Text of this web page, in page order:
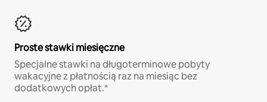
Proste stawki miesięczne
Specjalne stawki na długoterminowe pobyty
wakacyjne z płatnością raz na miesiąc bez
dodatkowych opłat.*